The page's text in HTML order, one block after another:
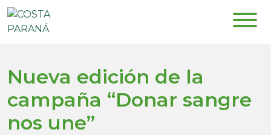
Nueva edición de la
campaña “Donar sangre
nos une”